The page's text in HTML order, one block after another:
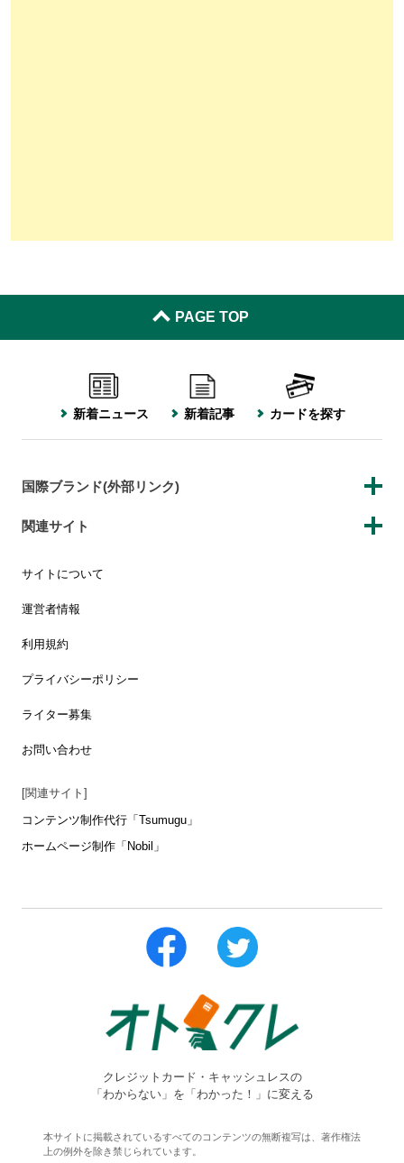
PAGE TOP
新着ニュース 新着記事 カードを探す
国際ブランド(外部リンク)
関連サイト
サイトについて
運営者情報
利用規約
プライバシーポリシー
ライター募集
お問い合わせ
[関連サイト]
コンテンツ制作代行「Tsumugu」
ホームページ制作「Nobil」
クレジットカード・キャッシュレスの
「わからない」を「わかった！」に変える
本サイトに掲載されているすべてのコンテンツの無断複写は、著作権法
上の例外を除き禁じられています。